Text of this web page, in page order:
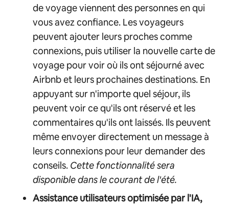
de voyage viennent des personnes en qui
vous avez confiance. Les voyageurs
peuvent ajouter leurs proches comme
connexions, puis utiliser la nouvelle carte de
voyage pour voir où ils ont séjourné avec
Airbnb et leurs prochaines destinations. En
appuyant sur n'importe quel séjour, ils
peuvent voir ce qu'ils ont réservé et les
commentaires qu'ils ont laissés. Ils peuvent
même envoyer directement un message à
leurs connexions pour leur demander des
conseils. Cette fonctionnalité sera
disponible dans le courant de l'été.
Assistance utilisateurs optimisée par l'IA,